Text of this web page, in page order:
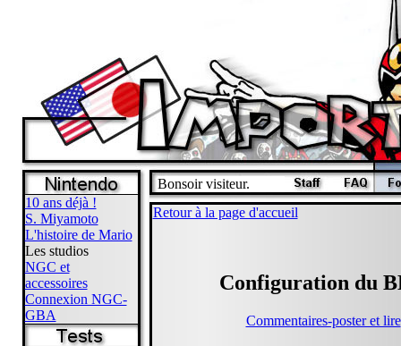
10 ans déjà !
S. Miyamoto
L'histoire de Mario
Les studios
NGC et
accessoires
Connexion NGC-
GBA
Bonsoir visiteur.
Retour à la page d'accueil
Configuration du
Commentaires-poster et lire